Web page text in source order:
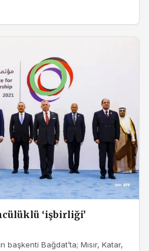
‘işbirliği’
başkenti Bağdat’ta; Mısır, Katar,